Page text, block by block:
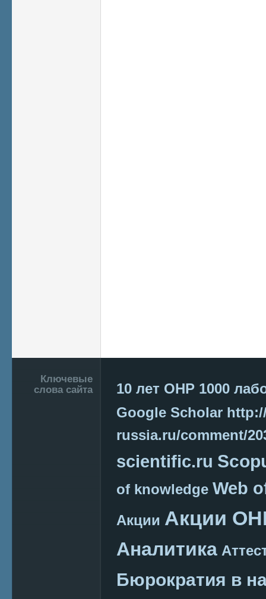
Подвал
Ключевые
слова сайта
10 лет ОНР 1000
Google Scholar
russia.ru/comment/
scientific.ru
of knowledge Web
Акции Акции
Аналитика
Бюрократия в